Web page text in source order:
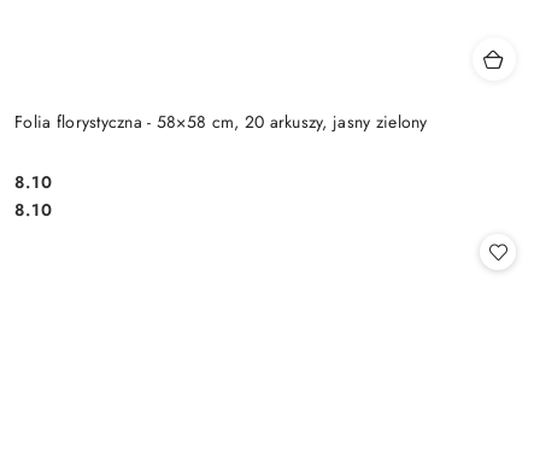
Folia florystyczna - 58×58 cm, 20 arkuszy, jasny zielony
Cena:
8.10
Cena:
8.10